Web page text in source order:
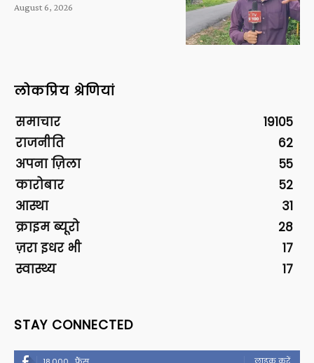
August 6, 2026
लोकप्रिय श्रेणियां
समाचार
19105
राजनीति
62
अपना ज़िला
55
कारोबार
52
आस्था
31
क्राइम ब्यूरो
28
ज़रा इधर भी
17
स्वास्थ्य
17
STAY CONNECTED
लाइक करें